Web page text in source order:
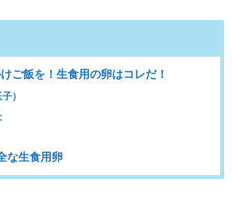
ご飯を！生食用の卵はコレだ！
）
な生食用卵